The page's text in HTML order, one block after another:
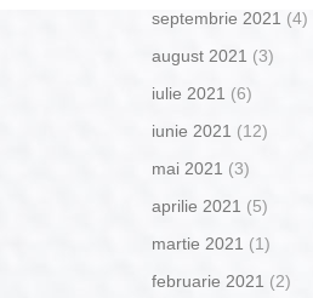
septembrie 2021 (4)
august 2021 (3)
iulie 2021 (6)
iunie 2021 (12)
mai 2021 (3)
aprilie 2021 (5)
martie 2021 (1)
februarie 2021 (2)